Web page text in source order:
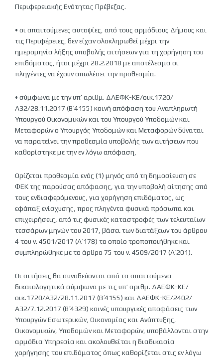
Περιφερειακής Ενότητας Πρέβεζας.
• οι απαιτούμενες αυτοψίες, από τους αρμόδιους Δήμους και
τις Περιφέρειες, δεν είχαν ολοκληρωθεί μέχρι την
ημερομηνία λήξης υποβολής αιτήσεων για τη χορήγηση του
επιδόματος, ήτοι μέχρι 28.2.2018 με αποτέλεσμα οι
πληγέντες να έχουν απωλέσει την προθεσμία.
• σύμφωνα με την υπ’ αριθμ. ΔΑΕΦΚ-ΚΕ/οικ.1720/
Α32/28.11.2017 (Β΄ 4155) κοινή απόφαση του Αναπληρωτή
Υπουργού Οικονομικών και του Υπουργού Υποδομών και
Μεταφορών ο Υπουργός Υποδομών και Μεταφορών δύναται
να παρατείνει την προθεσμία υποβολής των αιτήσεων που
καθορίστηκε με την εν λόγω απόφαση,
Ορίζεται προθεσμία ενός (1) μηνός από τη δημοσίευση σε
ΦΕΚ της παρούσας απόφασης, για την υποβολή αίτησης από
τους ενδιαφερόμενους, για χορήγηση επιδόματος, ως
εφάπαξ ενίσχυσης, προς πληγέντα φυσικά πρόσωπα και
επιχειρήσεις, από τις φυσικές καταστροφές των τελευταίων
τεσσάρων μηνών του 2017, βάσει των διατάξεων του άρθρου
4 του ν. 4501/2017 (Α΄ 178) το οποίο τροποποιήθηκε και
συμπληρώθηκε με το άρθρο 75 του ν. 4509/2017 (Α΄ 201).
Οι αιτήσεις θα συνοδεύονται από τα απαιτούμενα
δικαιολογητικά σύμφωνα με τις υπ’ αριθμ. ΔΑΕΦΚ-ΚΕ/
οικ.1720/Α32/28.11.2017 (Β΄ 4155) και ΔΑΕΦΚ-ΚΕ/2402/
Α32/7.12.2017 (Β΄ 4329) κοινές υπουργικές αποφάσεις των
Υπουργών Εσωτερικών, Οικονομίας και Ανάπτυξης,
Οικονομικών, Υποδομών και Μεταφορών, υποβάλλονται στην
αρμόδια Υπηρεσία και ακολουθείται η διαδικασία
χορήγησης του επιδόματος όπως καθορίζεται στις εν λόγω